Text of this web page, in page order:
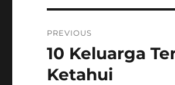
navigation
PREVIOUS
Previous
post:
10 Keluarga
Ketahui